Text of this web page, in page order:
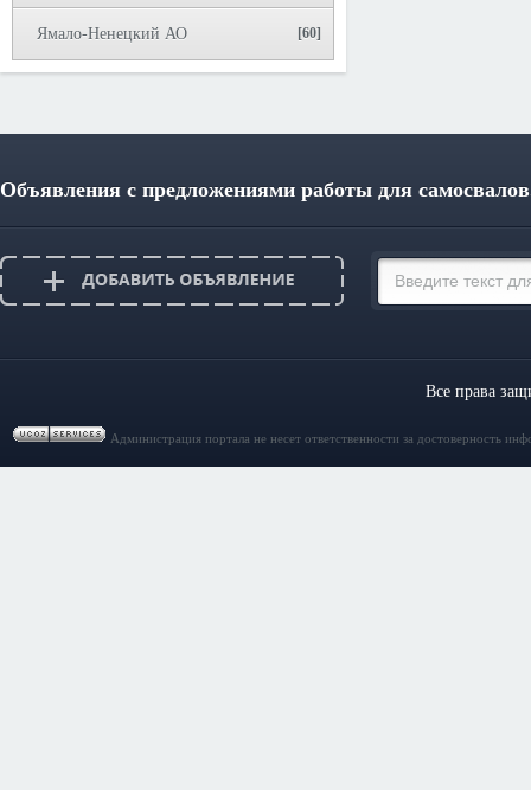
Ямало-Ненецкий АО [60]
Объявления с предложениями работы для
Все права
Администрация портала не несет ответственности за достоверность